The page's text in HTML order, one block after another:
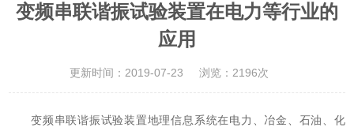
变频串联谐振试验装置在电力等行业的
应用
更新时间：2019-07-23 浏览：2196次
变频串联谐振试验装置地理信息系统在电力、冶金、石油、化